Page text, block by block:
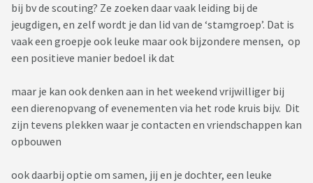
bij bv de scouting? Ze zoeken daar vaak leiding bij de
jeugdigen, en zelf wordt je dan lid van de ‘stamgroep’. Dat is
vaak een groepje ook leuke maar ook bijzondere mensen, op
een positieve manier bedoel ik dat
maar je kan ook denken aan in het weekend vrijwilliger bij
een dierenopvang of evenementen via het rode kruis bijv. Dit
zijn tevens plekken waar je contacten en vriendschappen kan
opbouwen
ook daarbij optie om samen, jij en je dochter, een leuke